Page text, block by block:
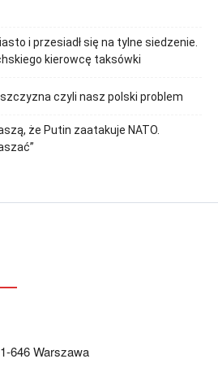
i przesiadł się na tylne siedzenie.
kierowcę taksówki
czyli nasz polski problem
że Putin zaatakuje NATO.
646 Warszawa